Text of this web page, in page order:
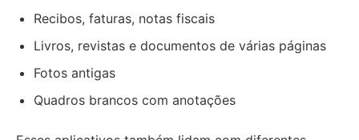
Recibos, faturas, notas fiscais
Livros, revistas e documentos de várias páginas
Fotos antigas
Quadros brancos com anotações